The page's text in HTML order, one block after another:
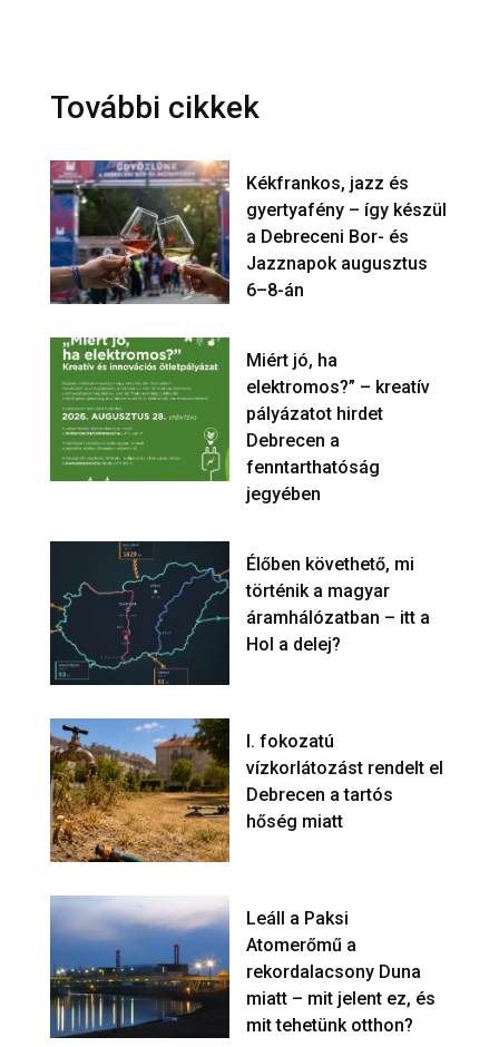
További cikkek
Kékfrankos, jazz és
gyertyafény – így készül
a Debreceni Bor- és
Jazznapok augusztus
6–8-án
Miért jó, ha
elektromos?” – kreatív
pályázatot hirdet
Debrecen a
fenntarthatóság
jegyében
Élőben követhető, mi
történik a magyar
áramhálózatban – itt a
Hol a delej?
I. fokozatú
vízkorlátozást rendelt el
Debrecen a tartós
hőség miatt
Leáll a Paksi
Atomerőmű a
rekordalacsony Duna
miatt – mit jelent ez, és
mit tehetünk otthon?